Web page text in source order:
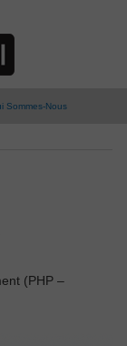
Sommes-Nous
(PHP –